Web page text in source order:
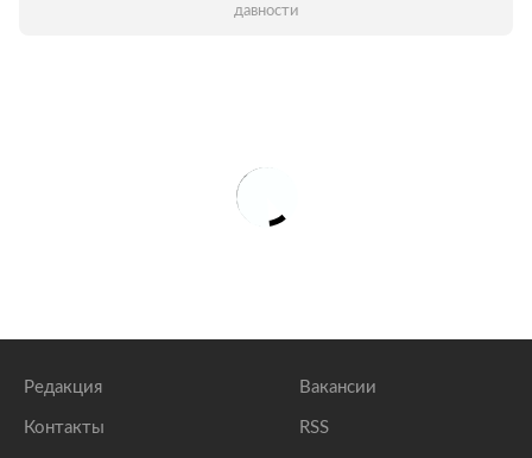
давности
Редакция
Контакты
Вакансии
RSS